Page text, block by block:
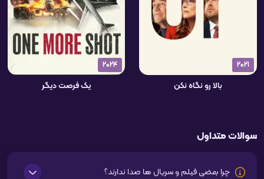
2021
بالا رو نگاه نکن
2024
یک فرصت دیگر
سوالات متداول
چرا بعضی فیلم و سریال ها صدا ندارند؟